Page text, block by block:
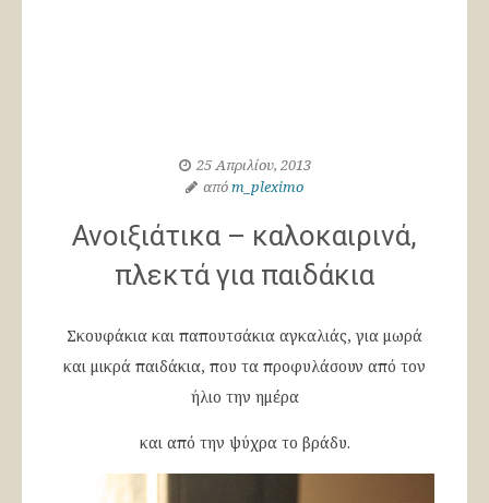
25 Απριλίου, 2013
απόm_pleximo
Ανοιξιάτικα – καλοκαιρινά,
πλεκτά για παιδάκια
Σκουφάκια και παπουτσάκια αγκαλιάς, για μωρά
και μικρά παιδάκια, που τα προφυλάσουν από τον
ήλιο την ημέρα
και από την ψύχρα το βράδυ.